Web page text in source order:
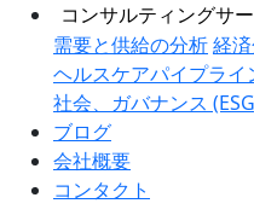
コンサルティングサ
需要と供給の分析経
ヘルスケアパイプライ
社会、ガバナンス
ブログ
会社概要
コンタクト